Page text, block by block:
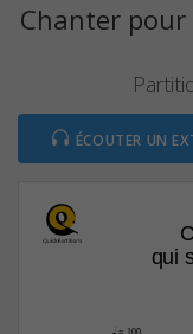
Chanter pour
ÉCOUTER UN
qui